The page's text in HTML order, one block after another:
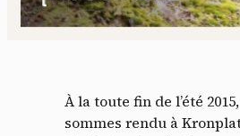
À la toute fin de l’été
sommes rendu à